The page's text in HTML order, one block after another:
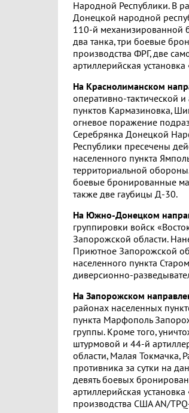
Народной Республики. В
Донецкой народной
110-й механизированной
два танка, три боевые
производства ФРГ, две
артиллерийская
На Краснолиманском
оперативно-тактической
пунктов Кармазиновка,
огневое поражение
Серебрянка Донецкой
Республики пресечены
населенного пункта
территориальной
боевые бронированные
также две гаубицы Д-30.
На Южно-Донецком
группировки войск
Запорожской области.
Приютное Запорожской
населенного пункта
диверсионно-
На Запорожском
районах населенных
пункта Марфополь
группы. Кроме того,
штурмовой и 44-й
области, Малая Токмачка,
противника за сутки на
девять боевых
артиллерийская
производства США AN/